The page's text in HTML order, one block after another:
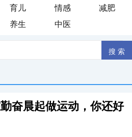
育儿 情感
减肥
养生 中医
奋晨起做运动，你还好